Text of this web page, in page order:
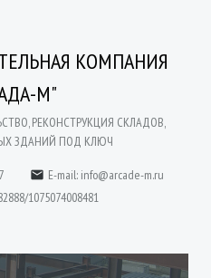
КОМПАНИЯ
М"
РЕКОНСТРУКЦИЯ СКЛАДОВ,
ЗДАНИЙ ПОД КЛЮЧ
 E-mail: info@arcade-m.ru
1075074008481